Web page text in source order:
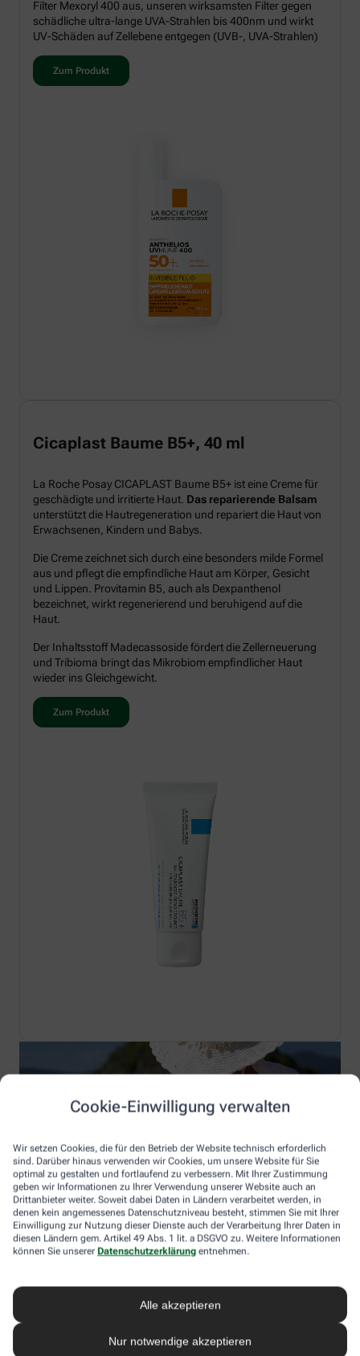
Cookie-Einwilligung verwalten
Wir setzen Cookies, die für den Betrieb der Website technisch erforderlich
sind. Darüber hinaus verwenden wir Cookies, um unsere Website für Sie
optimal zu gestalten und fortlaufend zu verbessern. Mit Ihrer Zustimmung
geben wir Informationen zu Ihrer Verwendung unserer Website auch an
Drittanbieter weiter. Soweit dabei Daten in Ländern verarbeitet werden, in
denen kein angemessenes Datenschutzniveau besteht, stimmen Sie mit Ihrer
Einwilligung zur Nutzung dieser Dienste auch der Verarbeitung Ihrer Daten in
diesen Ländern gem. Artikel 49 Abs. 1 lit. a DSGVO zu. Weitere Informationen
können Sie unserer Datenschutzerklärung entnehmen.
Alle akzeptieren
Nur notwendige akzeptieren
Filter Mexoryl 400 aus, unseren wirksamsten Filter gegen
schädliche ultra-lange UVA-Strahlen bis 400nm und wirkt
UV-Schäden auf Zellebene entgegen (UVB-, UVA-Strahlen)
Zum Produkt
Cicaplast Baume B5+, 40 ml
La Roche Posay CICAPLAST Baume B5+ ist eine Creme für
geschädigte und irritierte Haut. Das reparierende Balsam
unterstützt die Hautregeneration und repariert die Haut von
Erwachsenen, Kindern und Babys.
Die Creme zeichnet sich durch eine besonders milde Formel
aus und pflegt die empfindliche Haut am Körper, Gesicht
und Lippen. Provitamin B5, auch als Dexpanthenol
bezeichnet, wirkt regenerierend und beruhigend auf die
Haut.
Der Inhaltsstoff Madecassoside fördert die Zellerneuerung
und Tribioma bringt das Mikrobiom empfindlicher Haut
wieder ins Gleichgewicht.
Zum Produkt